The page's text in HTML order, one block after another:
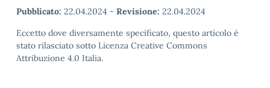
Pubblicato: 22.04.2024 - Revisione: 22.04.2024
Eccetto dove diversamente specificato, questo articolo è
stato rilasciato sotto Licenza Creative Commons
Attribuzione 4.0 Italia.